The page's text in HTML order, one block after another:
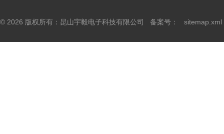
© 2026 版权所有：昆山宇毅电子科技有限公司 备案号： sitemap.xml